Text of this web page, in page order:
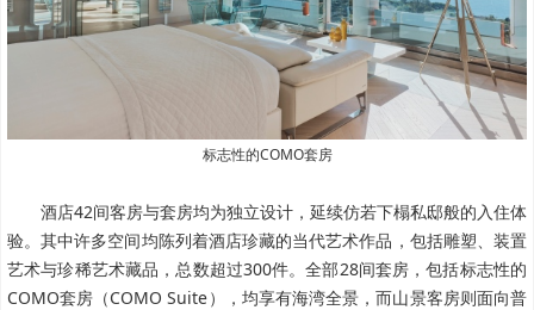
标志性的COMO套房
酒店42间客房与套房均为独立设计，延续仿若下榻私邸般的入住体
验。其中许多空间均陈列着酒店珍藏的当代艺术作品，包括雕塑、装置
艺术与珍稀艺术藏品，总数超过300件。全部28间套房，包括标志性的
COMO套房（COMO Suite），均享有海湾全景，而山景客房则面向普